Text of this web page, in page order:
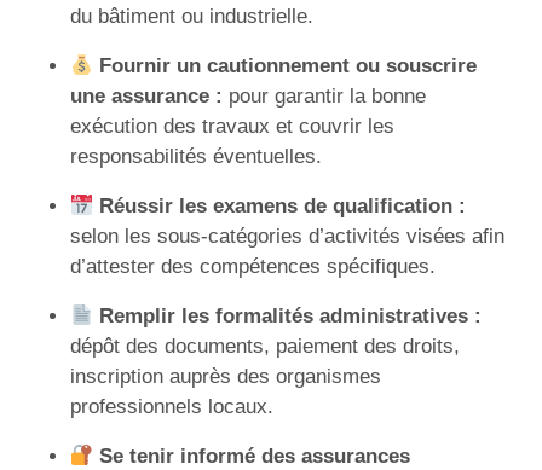
du bâtiment ou industrielle.
Fournir un cautionnement ou souscrire
une assurance : pour garantir la bonne
exécution des travaux et couvrir les
responsabilités éventuelles.
Réussir les examens de qualification :
selon les sous-catégories d’activités visées afin
d’attester des compétences spécifiques.
Remplir les formalités administratives :
dépôt des documents, paiement des droits,
inscription auprès des organismes
professionnels locaux.
Se tenir informé des assurances